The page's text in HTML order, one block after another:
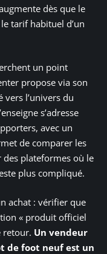
dès que le
tarif habituel d’un
un point
propose via son
l’univers du
s’adresse
avec un
de comparer les
des plateformes où le
plus compliqué.
achat : vérifier que
« produit officiel
retour. Un vendeur
de foot neuf est un